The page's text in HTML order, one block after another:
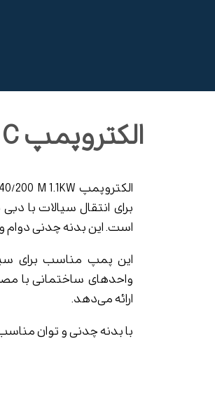
الکتروپمپ NIS65/40/200 M 1.1KW C
برای انتقال سیالات با
است. این بدنه چدنی دوام
ارائه می‌دهد.
با بدنه چدنی و توان